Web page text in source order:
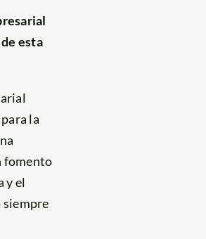
esta
la
fomento
y el
siempre